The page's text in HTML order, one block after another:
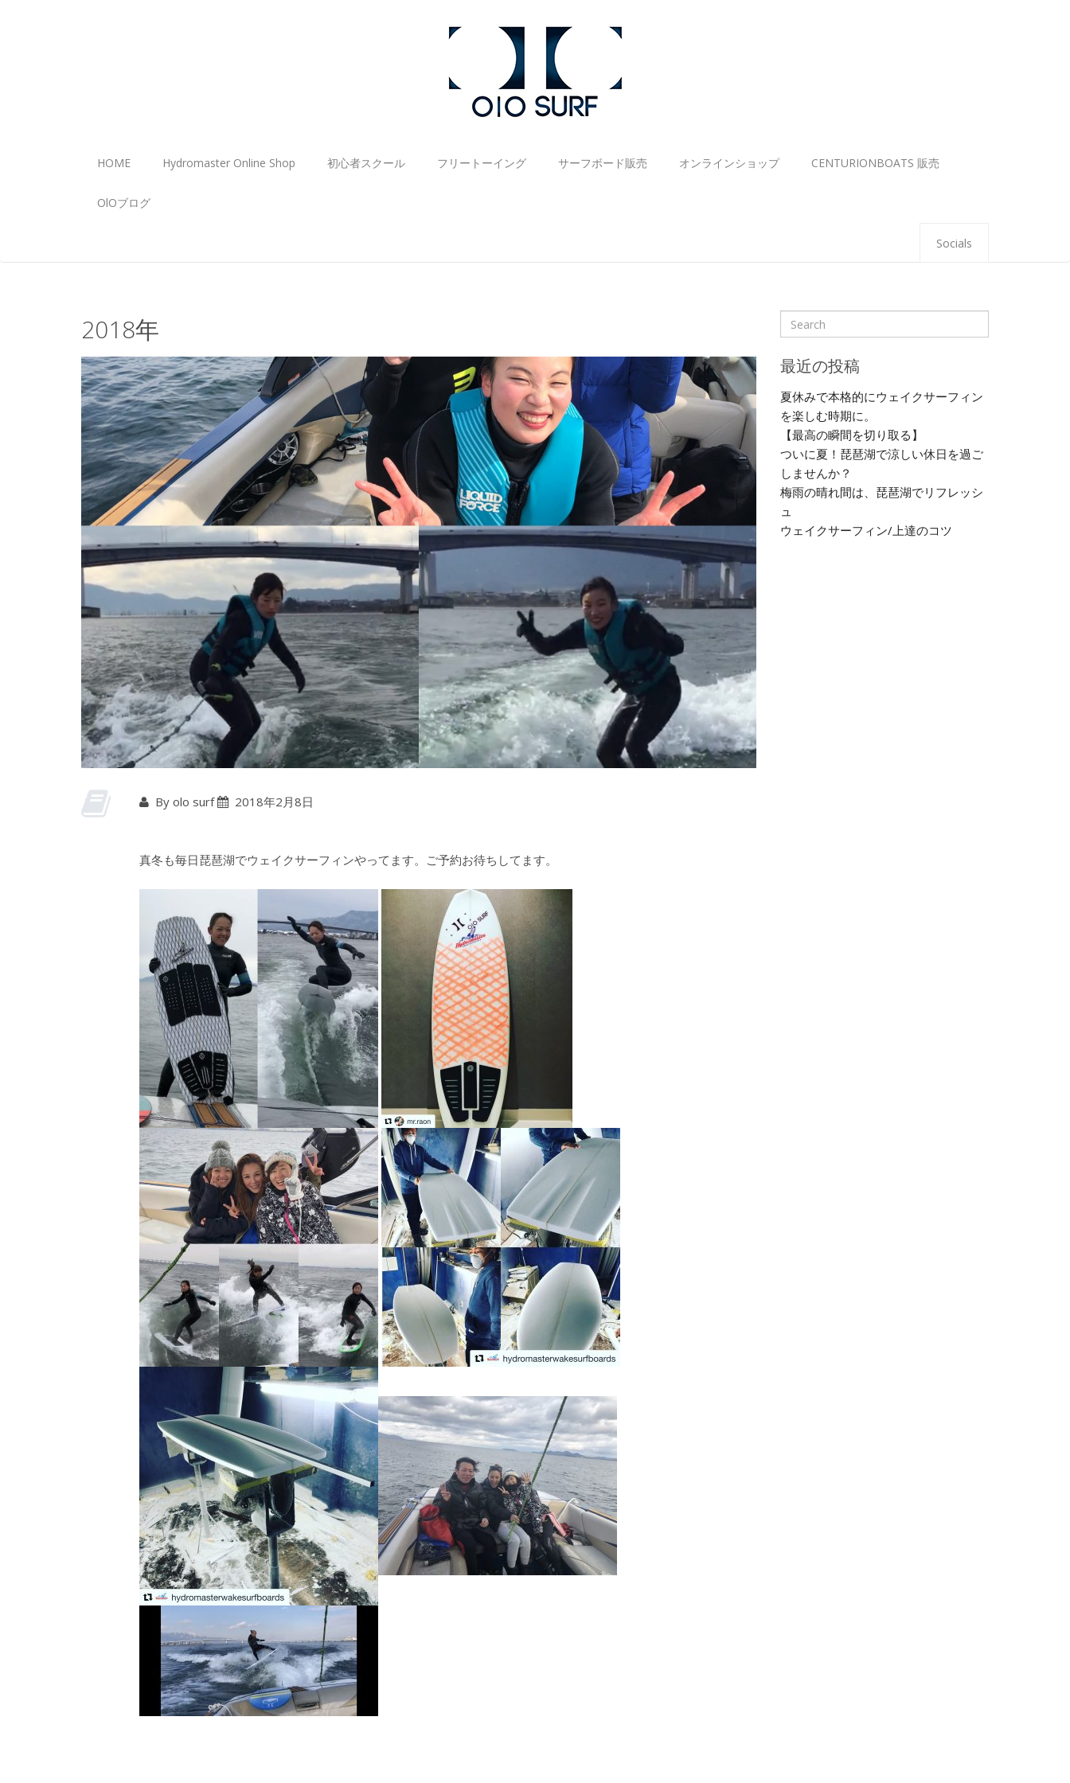
HOME Hydromaster Online Shop 初心者スクール フリートーイング サーフボード販売 オンラインショップ CENTURIONBOATS 販売
OlOブログ
Socials
2018年
By olo surf 2018年2月8日
真冬も毎日琵琶湖でウェイクサーフィンやってます。ご予約お待ちしてます。
最近の投稿
夏休みで本格的にウェイクサーフィン
を楽しむ時期に。
【最高の瞬間を切り取る】
ついに夏！琵琶湖で涼しい休日を過ご
しませんか？
梅雨の晴れ間は、琵琶湖でリフレッシ
ュ
ウェイクサーフィン/上達のコツ